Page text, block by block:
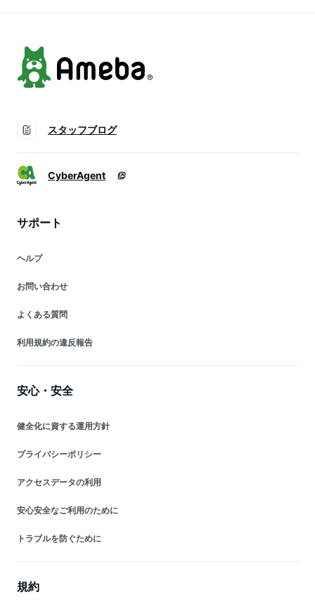
スタッフブログ
CyberAgent
サポート
ヘルプ
お問い合わせ
よくある質問
利用規約の違反報告
安心・安全
健全化に資する運用方針
プライバシーポリシー
アクセスデータの利用
安心安全なご利用のために
トラブルを防ぐために
規約